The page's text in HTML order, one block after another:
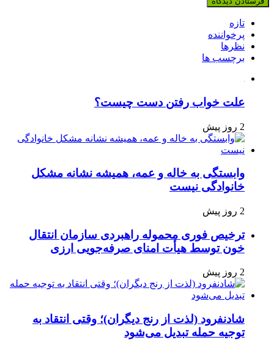
تازه
پرخواننده
نظرها
برچسب ها
علت خواب رفتن دست چیست؟
2 روز پیش
وابستگی به خاله و عمه، همیشه نشانه مشکل
خانوادگی نیست
2 روز پیش
ترخیص فوری محموله راهبردی سازمان انتقال
خون توسط هیأت امنای صرفه‌جویی ارزی
2 روز پیش
شادنفرود (لذت از رنج دیگران)؛ وقتی انتقاد به
توجیه حمله تبدیل می‌شود